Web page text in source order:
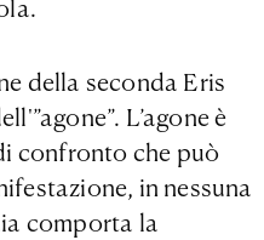
della seconda Eris
L’agone è
confronto che può
in nessuna
comporta la